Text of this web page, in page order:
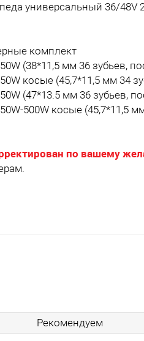
универсальный 36/48V
комплект
(38*11,5 мм 36 зубьев,
косые (45,7*11,5 мм 34
(47*13.5 мм 36 зубьев,
500W косые (45,7*11,5
по вашему
Рекомендуем